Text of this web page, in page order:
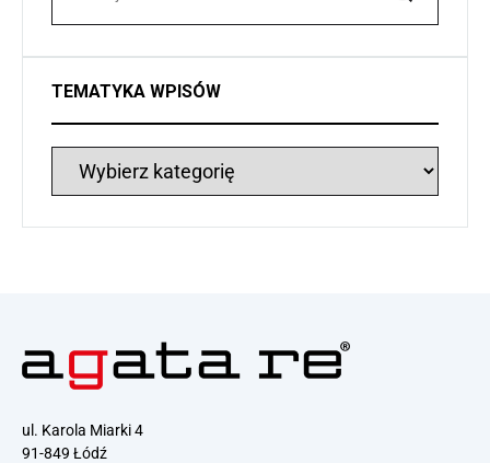
Szukaj
TEMATYKA WPISÓW
Tematyka
wpisów
ul. Karola Miarki 4
91-849 Łódź